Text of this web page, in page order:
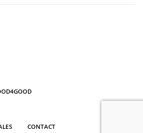
CONTACT